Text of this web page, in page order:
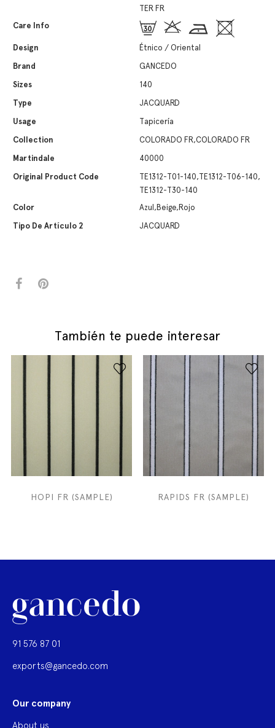
TER FR
Care Info
Design
Étnico / Oriental
Brand
GANCEDO
Sizes
140
Type
JACQUARD
Usage
Tapicería
Collection
COLORADO FR,COLORADO FR
Martindale
40000
Original Product Code
TE1312-T01-140,TE1312-T06-140,
TE1312-T30-140
Color
Azul,Beige,Rojo
Tipo De Artículo 2
JACQUARD
También te puede interesar
HOPI FR (SAMPLE) RAPIDS FR (SAMPLE)
91 576 87 01
exports@gancedo.com
Our company
About us